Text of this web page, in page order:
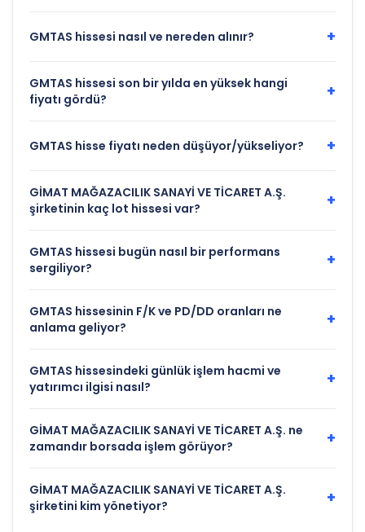
GMTAS hissesi nasıl ve nereden alınır? +
GMTAS hissesi son bir yılda en yüksek hangi
fiyatı gördü?
+
GMTAS hisse fiyatı neden düşüyor/yükseliyor? +
GİMAT MAĞAZACILIK SANAYİ VE TİCARET A.Ş.
şirketinin kaç lot hissesi var?
+
GMTAS hissesi bugün nasıl bir performans
sergiliyor?
+
GMTAS hissesinin F/K ve PD/DD oranları ne
anlama geliyor?
+
GMTAS hissesindeki günlük işlem hacmi ve
yatırımcı ilgisi nasıl?
+
GİMAT MAĞAZACILIK SANAYİ VE TİCARET A.Ş. ne
zamandır borsada işlem görüyor?
+
GİMAT MAĞAZACILIK SANAYİ VE TİCARET A.Ş.
şirketini kim yönetiyor?
+